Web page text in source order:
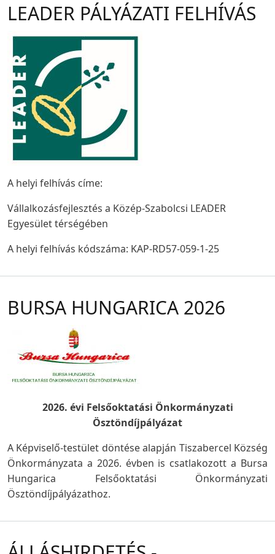
LEADER PÁLYÁZATI FELHÍVÁS
A helyi felhívás címe:
Vállalkozásfejlesztés a Közép-Szabolcsi LEADER
Egyesület térségében
A helyi felhívás kódszáma: KAP-RD57-059-1-25
BURSA HUNGARICA 2026
2026. évi Felsőoktatási Önkormányzati
Ösztöndíjpályázat
A Képviselő-testület döntése alapján Tiszabercel Község
Önkormányzata a 2026. évben is csatlakozott a Bursa
Hungarica Felsőoktatási Önkormányzati
Ösztöndíjpályázathoz.